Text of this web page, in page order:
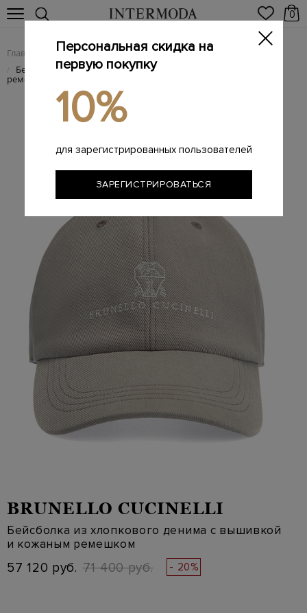
0
Главная Мужчинам / Аксессуары / Головные уборы
/ Бейсболка из хлопкового денима с вышивкой и кожаным
ремешком
BRUNELLO CUCINELLI
Бейсболка из хлопкового денима с вышивкой
и кожаным ремешком
57 120 руб. 71 400 руб. - 20%
Персональная скидка на
первую покупку
10%
для зарегистрированных пользователей
ЗАРЕГИСТРИРОВАТЬСЯ